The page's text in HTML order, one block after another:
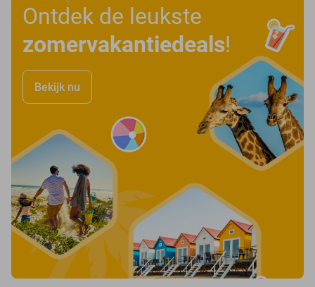
Ontdek de leukste
zomervakantiedeals!
Bekijk nu